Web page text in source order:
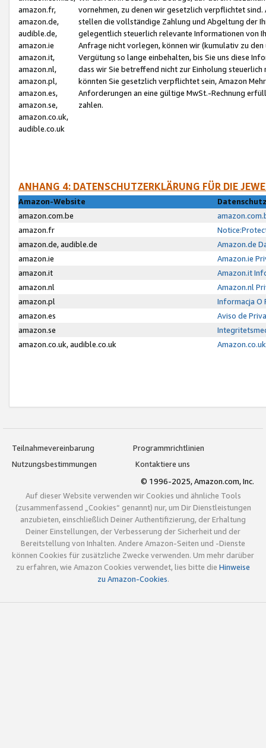
amazon.fr,
amazon.de,
audible.de,
amazon.ie
amazon.it,
amazon.nl,
amazon.pl,
amazon.es,
amazon.se,
amazon.co.uk,
audible.co.uk
vornehmen, zu denen wir gesetzlich verpflichtet
stellen die vollständige Zahlung und Abgeltung der
gelegentlich steuerlich relevante Informationen von
Anfrage nicht vorlegen, können wir (kumulativ zu
Vergütung so lange einbehalten, bis Sie uns diese
dass wir Sie betreffend nicht zur Einholung
könnten Sie gesetzlich verpflichtet sein, Amazon
Anforderungen an eine gültige MwSt.-Rechnung
zahlen.
ANHANG 4: DATENSCHUTZERKLÄRUNG FÜR DIE
Amazon-Website
amazon.com.be
amazon.fr
amazon.de, audible.de
Amazon.de
amazon.ie
Amazon.ie
amazon.it
Amazon.it
amazon.nl
Amazon.nl
amazon.pl
Informacja O
amazon.es
Aviso de
amazon.se
amazon.co.uk, audible.co.uk
Teilnahmevereinbarung
Programmrichtlinien
Nutzungsbestimmungen
Kontaktiere uns
© 1996-2025, Amazon.com, Inc.
Auf dieser Website verwenden wir Cookies und ähnliche Tools
(zusammenfassend „Cookies“ genannt) nur, um Dir Dienstleistungen
anzubieten, einschließlich Deiner Authentifizierung, der Erhaltung
Deiner Einstellungen, der Verbesserung der Sicherheit und der
Bereitstellung von Inhalten. Andere Amazon-Seiten und -Dienste
können Cookies für zusätzliche Zwecke verwenden. Um mehr darüber
zu erfahren, wie Amazon Cookies verwendet, lies bitte die Hinweise
zu Amazon-Cookies.